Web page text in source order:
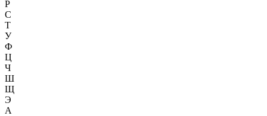
Р
С
Т
У
Ф
Ц
Ч
Ш
Щ
Э
А